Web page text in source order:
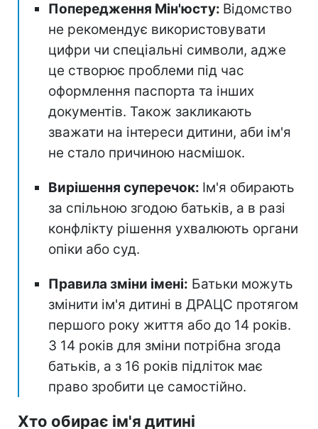
Попередження Мін'юсту: Відомство
не рекомендує використовувати
цифри чи спеціальні символи, адже
це створює проблеми під час
оформлення паспорта та інших
документів. Також закликають
зважати на інтереси дитини, аби ім'я
не стало причиною насмішок.
Вирішення суперечок: Ім'я обирають
за спільною згодою батьків, а в разі
конфлікту рішення ухвалюють органи
опіки або суд.
Правила зміни імені: Батьки можуть
змінити ім'я дитині в ДРАЦС протягом
першого року життя або до 14 років.
З 14 років для зміни потрібна згода
батьків, а з 16 років підліток має
право зробити це самостійно.
Хто обирає ім'я дитині